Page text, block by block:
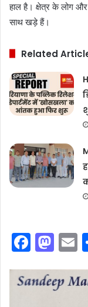
हाल है। क्षेत्र के लोग
साथ खड़े हैं।
Related
F
c
M
st
o
E